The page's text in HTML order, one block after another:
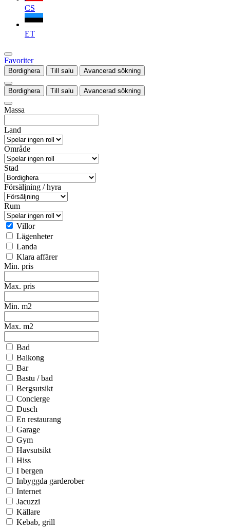
CS
ET
Favoriter
Bordighera Till salu Avancerad sökning
Bordighera Till salu Avancerad sökning
Massa
Land
Område
Stad
Försäljning / hyra
Rum
Villor
Lägenheter
Landa
Klara affärer
Min. pris
Max. pris
Min. m2
Max. m2
Bad
Balkong
Bar
Bastu / bad
Bergsutsikt
Concierge
Dusch
En restaurang
Garage
Gym
Havsutsikt
Hiss
I bergen
Inbyggda garderober
Internet
Jacuzzi
Källare
Kebab, grill